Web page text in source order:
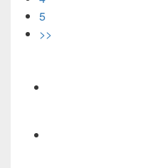
5
>>